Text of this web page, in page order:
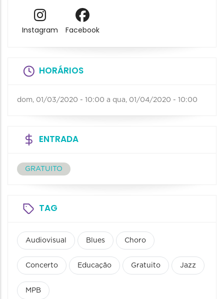
Instagram Facebook
HORÁRIOS
dom, 01/03/2020 - 10:00 a qua, 01/04/2020 - 10:00
ENTRADA
GRATUITO
TAG
Audiovisual Blues Choro
Concerto Educação Gratuito Jazz
MPB